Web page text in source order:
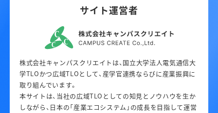
サイト運営者
株式会社キャンパスクリエイトは、国立大学法人電気通信大
学TLOかつ広域TLOとして、産学官連携ならびに産業振興に
取り組んでいます。
本サイトは、当社の広域TLOとしての知見とノウハウを生か
しながら、日本の「産業エコシステム」の成長を目指して運営